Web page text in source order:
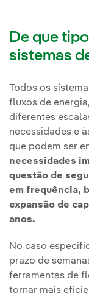
De que
sistemas
Todos os
fluxos de
diferentes
necessidades e
que podem ser
necessidades
questão de
em frequência,
expansão de
anos.
No caso
prazo de
ferramentas de
tornar mais